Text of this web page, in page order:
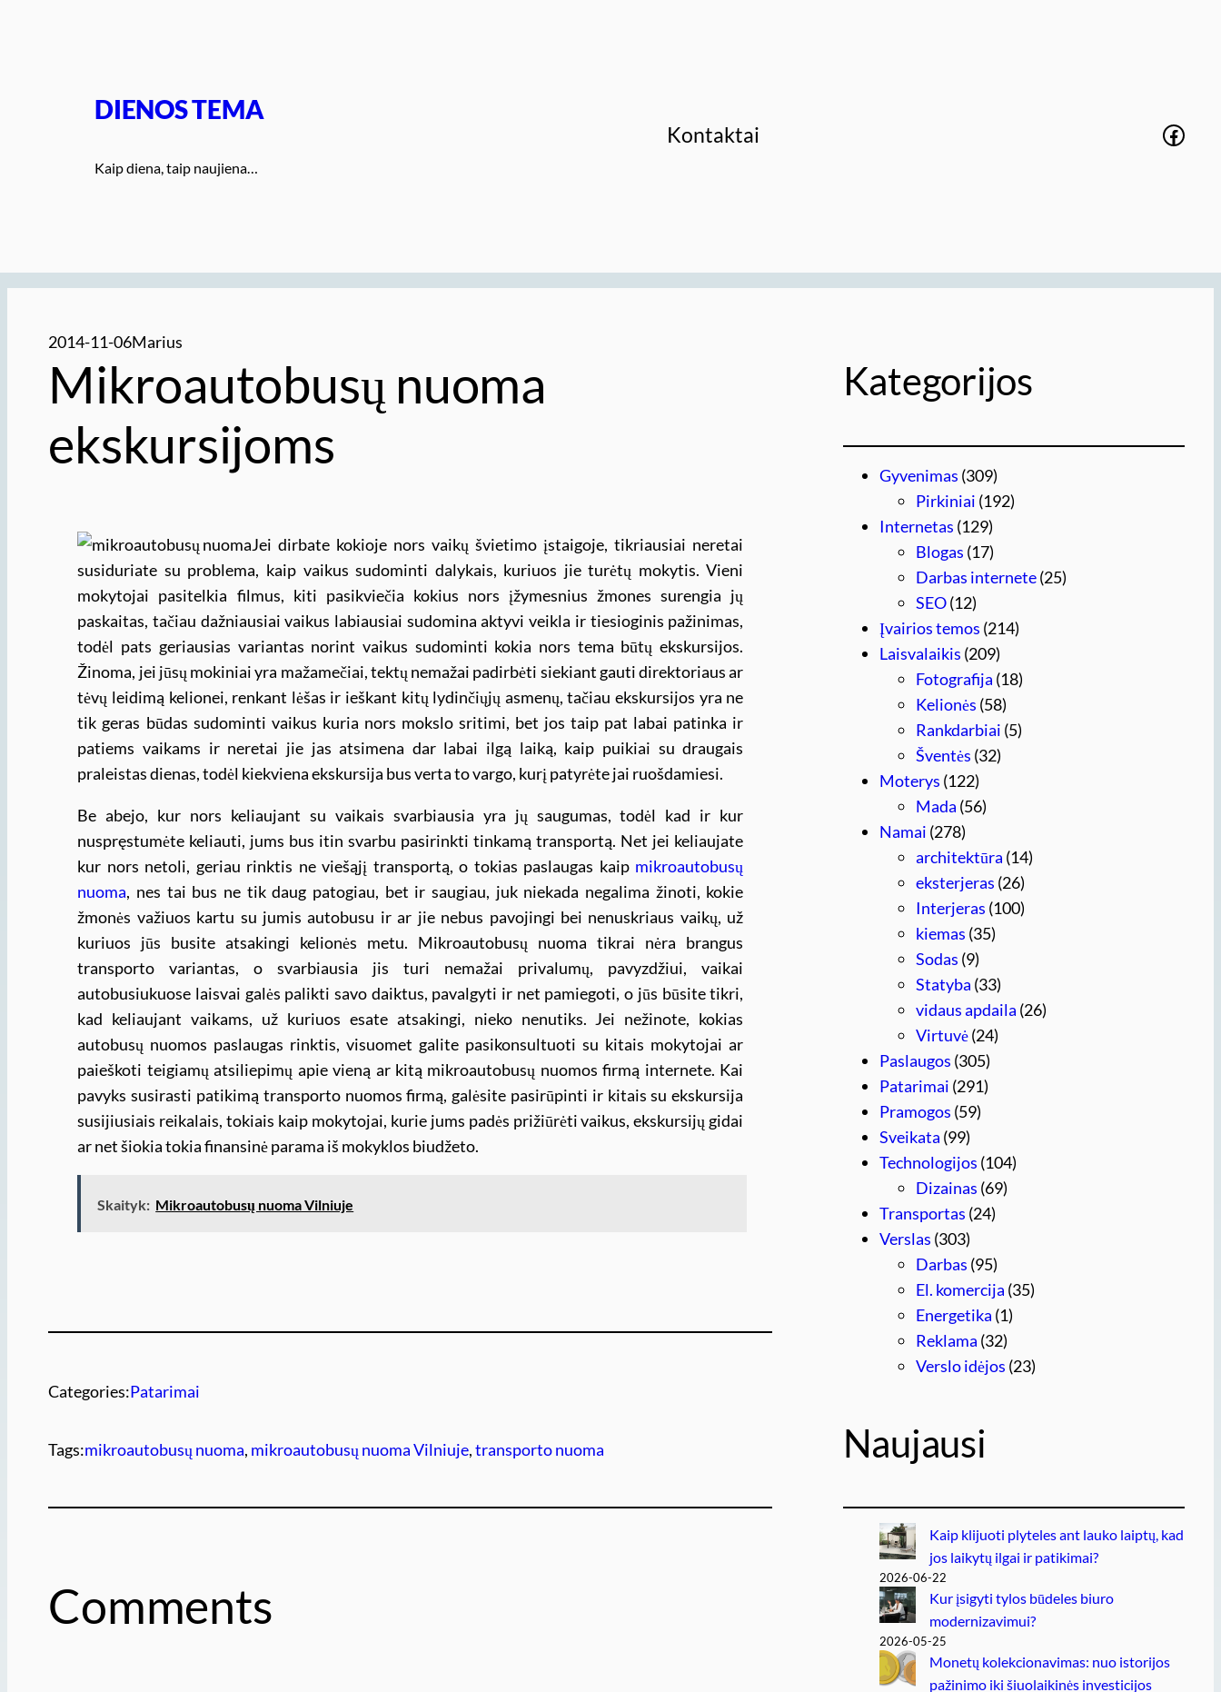
DIENOS TEMA
Kaip diena, taip naujiena…
Kontaktai
2014-11-06Marius
Mikroautobusų nuoma
ekskursijoms
Jei dirbate kokioje nors vaikų švietimo įstaigoje, tikriausiai neretai
susiduriate su problema, kaip vaikus sudominti dalykais, kuriuos jie turėtų mokytis. Vieni
mokytojai pasitelkia filmus, kiti pasikviečia kokius nors įžymesnius žmones surengia jų
paskaitas, tačiau dažniausiai vaikus labiausiai sudomina aktyvi veikla ir tiesioginis pažinimas,
todėl pats geriausias variantas norint vaikus sudominti kokia nors tema būtų ekskursijos.
Žinoma, jei jūsų mokiniai yra mažamečiai, tektų nemažai padirbėti siekiant gauti direktoriaus ar
tėvų leidimą kelionei, renkant lėšas ir ieškant kitų lydinčiųjų asmenų, tačiau ekskursijos yra ne
tik geras būdas sudominti vaikus kuria nors mokslo sritimi, bet jos taip pat labai patinka ir
patiems vaikams ir neretai jie jas atsimena dar labai ilgą laiką, kaip puikiai su draugais
praleistas dienas, todėl kiekviena ekskursija bus verta to vargo, kurį patyrėte jai ruošdamiesi.
Be abejo, kur nors keliaujant su vaikais svarbiausia yra jų saugumas, todėl kad ir kur
nuspręstumėte keliauti, jums bus itin svarbu pasirinkti tinkamą transportą. Net jei keliaujate
kur nors netoli, geriau rinktis ne viešąjį transportą, o tokias paslaugas kaip mikroautobusų
nuoma, nes tai bus ne tik daug patogiau, bet ir saugiau, juk niekada negalima žinoti, kokie
žmonės važiuos kartu su jumis autobusu ir ar jie nebus pavojingi bei nenuskriaus vaikų, už
kuriuos jūs busite atsakingi kelionės metu. Mikroautobusų nuoma tikrai nėra brangus
transporto variantas, o svarbiausia jis turi nemažai privalumų, pavyzdžiui, vaikai
autobusiukuose laisvai galės palikti savo daiktus, pavalgyti ir net pamiegoti, o jūs būsite tikri,
kad keliaujant vaikams, už kuriuos esate atsakingi, nieko nenutiks. Jei nežinote, kokias
autobusų nuomos paslaugas rinktis, visuomet galite pasikonsultuoti su kitais mokytojai ar
paieškoti teigiamų atsiliepimų apie vieną ar kitą mikroautobusų nuomos firmą internete. Kai
pavyks susirasti patikimą transporto nuomos firmą, galėsite pasirūpinti ir kitais su ekskursija
susijiusiais reikalais, tokiais kaip mokytojai, kurie jums padės prižiūrėti vaikus, ekskursijų gidai
ar net šiokia tokia finansinė parama iš mokyklos biudžeto.
Skaityk: Mikroautobusų nuoma Vilniuje
Categories:Patarimai
Tags:mikroautobusų nuoma, mikroautobusų nuoma Vilniuje, transporto nuoma
Comments
Kategorijos
Gyvenimas (309)
Pirkiniai (192)
Internetas (129)
Blogas (17)
Darbas internete(25)
SEO(12)
Įvairios temos (214)
Laisvalaikis (209)
Fotografija (18)
Kelionės (58)
Rankdarbiai (5)
Šventės (32)
Moterys (122)
Mada (56)
Namai (278)
architektūra (14)
eksterjeras (26)
Interjeras (100)
kiemas (35)
Sodas (9)
Statyba (33)
vidaus apdaila (26)
Virtuvė(24)
Paslaugos (305)
Patarimai (291)
Pramogos (59)
Sveikata (99)
Technologijos (104)
Dizainas (69)
Transportas (24)
Verslas (303)
Darbas (95)
El. komercija (35)
Energetika (1)
Reklama (32)
Verslo idėjos (23)
Naujausi
Kaip klijuoti plyteles ant lauko laiptų, kad
jos laikytų ilgai ir patikimai?
2026-06-22
Kur įsigyti tylos būdeles biuro
modernizavimui?
2026-05-25
Monetų kolekcionavimas: nuo istorijos
pažinimo iki šiuolaikinės investicijos